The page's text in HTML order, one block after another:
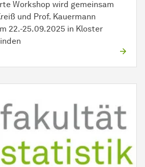
Workshop wird gemeinsam
und Prof. Kauermann
22.-25.09.2025 in Kloster